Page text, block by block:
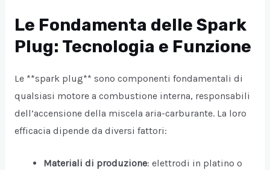
Le Fondamenta delle Spark
Plug: Tecnologia e Funzione
Le **spark plug** sono componenti fondamentali di
qualsiasi motore a combustione interna, responsabili
dell’accensione della miscela aria-carburante. La loro
efficacia dipende da diversi fattori:
Materiali di produzione: elettrodi in platino o